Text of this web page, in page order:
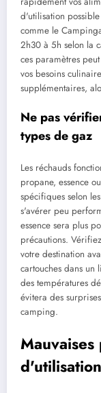
d'utilisation
comme le
2h30 à 5h selon la
ces paramètres
vos besoins
supplémentaires,
Ne pas
types de gaz
Les réchauds
propane, essence
spécifiques selon
s'avérer peu
essence sera plus
précautions.
votre destination
cartouches dans un
des températures
évitera des
camping.
d'utilisation